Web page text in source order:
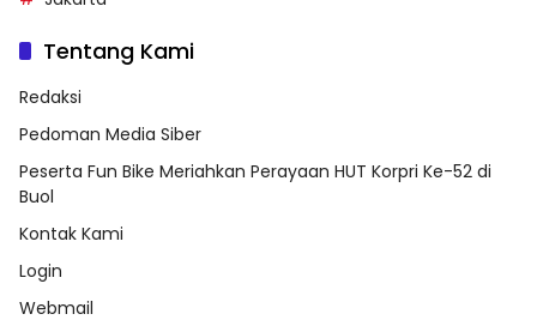
Tentang Kami
Redaksi
Pedoman Media Siber
Peserta Fun Bike Meriahkan Perayaan HUT Korpri Ke-52 di
Buol
Kontak Kami
Login
Webmail